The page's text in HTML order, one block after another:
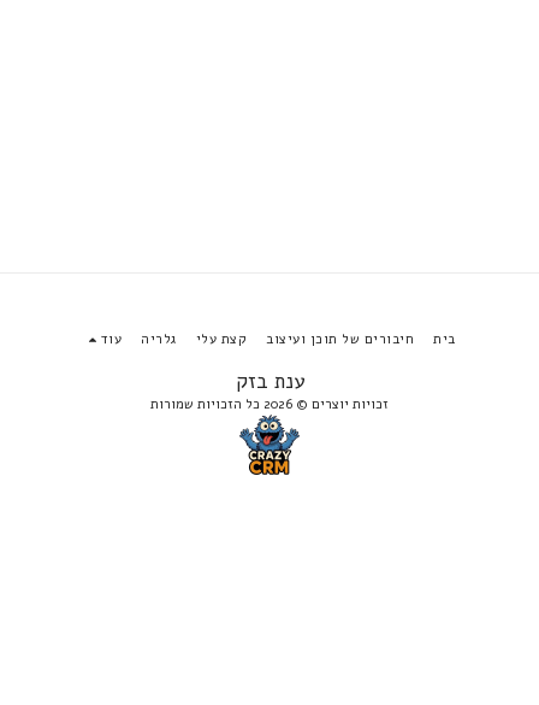
ענת בזק
זכויות יוצרים © 2026 כל הזכויות שמורות
בית חיבורים של תוכן ועיצוב קצת עלי גלריה עוד